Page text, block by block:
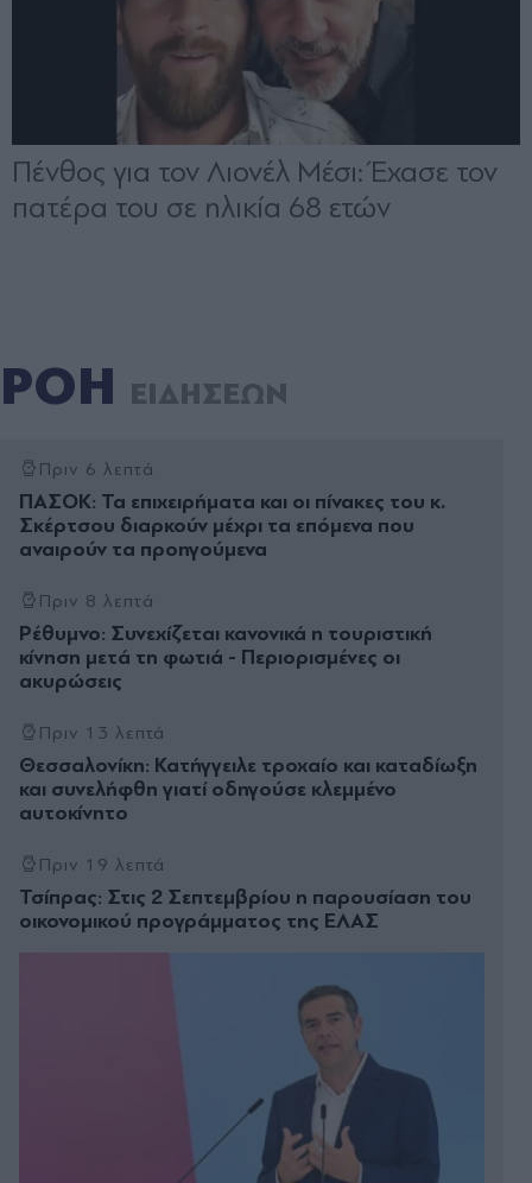
ΡΟΗ ΕΙΔΗΣΕΩΝ
Πριν 6 λεπτά
ΠΑΣΟΚ: Τα επιχειρήματα και οι πίνακες του κ.
Σκέρτσου διαρκούν μέχρι τα επόμενα που
αναιρούν τα προηγούμενα
Πριν 8 λεπτά
Ρέθυμνο: Συνεχίζεται κανονικά η τουριστική
κίνηση μετά τη φωτιά - Περιορισμένες οι
ακυρώσεις
Πριν 13 λεπτά
Θεσσαλονίκη: Κατήγγειλε τροχαίο και καταδίωξη
και συνελήφθη γιατί οδηγούσε κλεμμένο
αυτοκίνητο
Πριν 19 λεπτά
Τσίπρας: Στις 2 Σεπτεμβρίου η παρουσίαση του
οικονομικού προγράμματος της ΕΛΑΣ